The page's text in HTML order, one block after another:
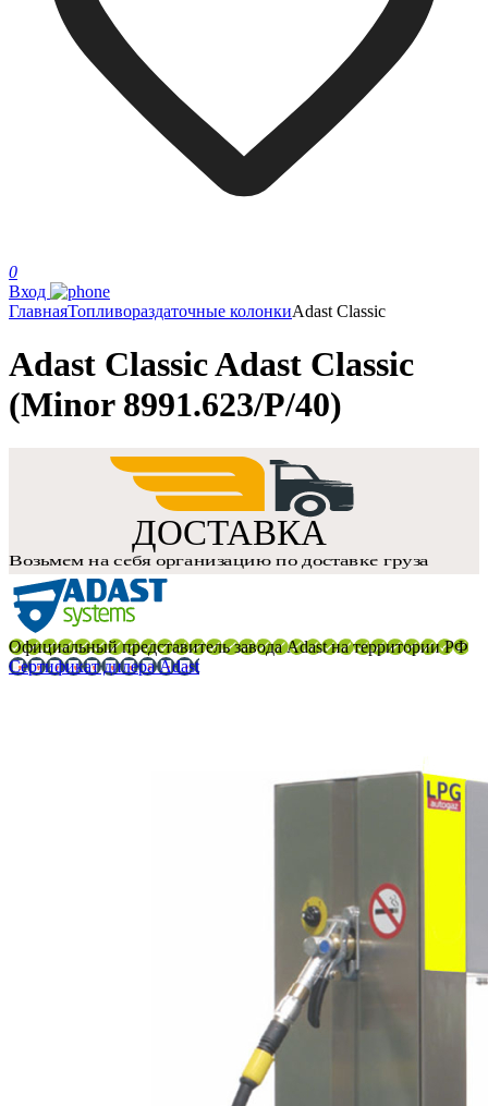
0
Вход
ГлавнаяТопливораздаточные колонкиAdast Classic
Adast Classic Adast Classic
(Minor 8991.623/P/40)
Официальный представитель завода Adast на территории РФ
Сертификат дилера Adast